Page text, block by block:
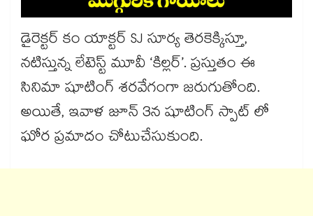
డైరెక్టర్ కం యాక్టర్ SJ సూర్య తెరకెక్కిస్తూ,
నటిస్తున్న లేటెస్ట్ మూవీ ‘కిల్లర్’. ప్రస్తుతం ఈ
సినిమా షూటింగ్‌ శరవేగంగా జరుగుతోంది.
అయితే, ఇవాళ జూన్ 3న షూటింగ్ స్పాట్ లో
ఘోర ప్రమాదం చోటుచేసుకుంది.